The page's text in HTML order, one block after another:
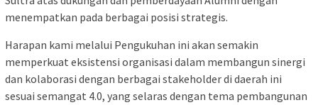
menempatkan pada berbagai posisi strategis.
Harapan kami melalui Pengukuhan ini akan semakin
memperkuat eksistensi organisasi dalam membangun sinergi
dan kolaborasi dengan berbagai stakeholder di daerah ini
sesuai semangat 4.0, yang selaras dengan tema pembangunan